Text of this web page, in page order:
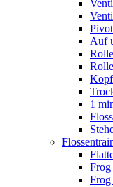
Auf
1